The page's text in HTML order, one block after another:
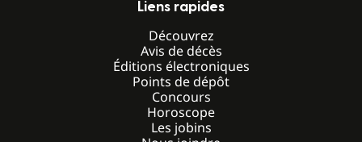
Liens rapides
Découvrez
Avis de décès
Éditions électroniques
Points de dépôt
Concours
Horoscope
Les jobins